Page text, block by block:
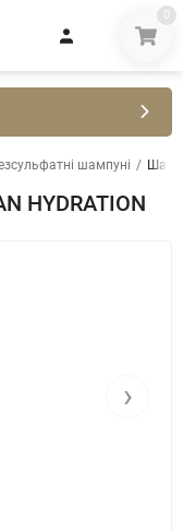
0
шампуні /
HYDRATION
›